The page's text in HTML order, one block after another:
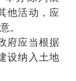
他活动，应
。
府应当根据
设纳入土地